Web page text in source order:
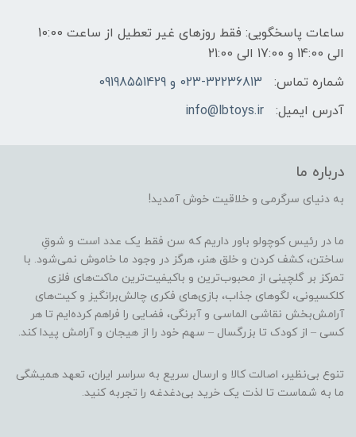
ساعات پاسخگویی: فقط روزهای غیر تعطیل از ساعت 10:00
الی 14:00 و 17:00 الی 21:00
شماره تماس:
023-32236813 و 09198551429
آدرس ایمیل:
info@lbtoys.ir
درباره ما
به دنیای سرگرمی و خلاقیت خوش آمدید!
ما در رئیس کوچولو باور داریم که سن فقط یک عدد است و شوقِ
ساختن، کشف کردن و خلق هنر، هرگز در وجود ما خاموش نمی‌شود. با
تمرکز بر گلچینی از محبوب‌ترین و باکیفیت‌ترین ماکت‌های فلزی
کلکسیونی، لگوهای جذاب، بازی‌های فکری چالش‌برانگیز و کیت‌های
آرامش‌بخش نقاشی الماسی و آبرنگی، فضایی را فراهم کرده‌ایم تا هر
کسی – از کودک تا بزرگسال – سهم خود را از هیجان و آرامش پیدا کند.
تنوع بی‌نظیر، اصالت کالا و ارسال سریع به سراسر ایران، تعهد همیشگی
ما به شماست تا لذت یک خرید بی‌دغدغه را تجربه کنید.